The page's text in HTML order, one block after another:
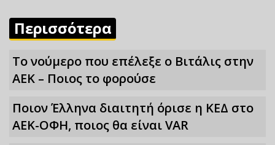
Περισσότερα
Το νούμερο που επέλεξε ο Βιτάλις στην
ΑΕΚ – Ποιος το φορούσε
Ποιον Έλληνα διαιτητή όρισε η ΚΕΔ στο
ΑΕΚ-ΟΦΗ, ποιος θα είναι VAR